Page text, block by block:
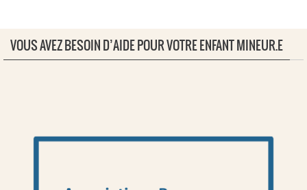
VOUS AVEZ BESOIN D’AIDE POUR VOTRE ENFANT MINEUR.E